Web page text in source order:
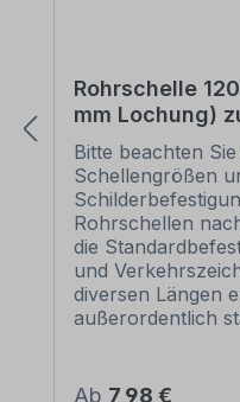
Rohrschelle
mm Lochung)
Bitte beachten
Schellengrößen
Rohrschellen
die
und
diversen Längen
außerordentlich
eine sichere
Regulärer Preis:
Ab 7,98 €